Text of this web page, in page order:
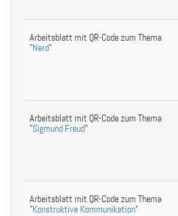
Arbeitsblatt mit QR-Code zum Thema
"Nerd"
Arbeitsblatt mit QR-Code zum Thema
"Sigmund Freud"
Arbeitsblatt mit QR-Code zum Thema
"Konstruktive Kommunikation"